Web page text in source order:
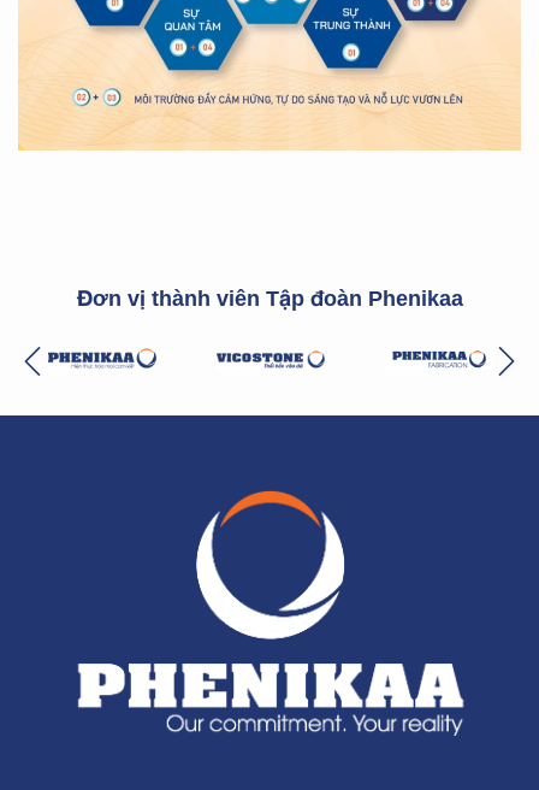
Đơn vị thành viên Tập đoàn Phenikaa